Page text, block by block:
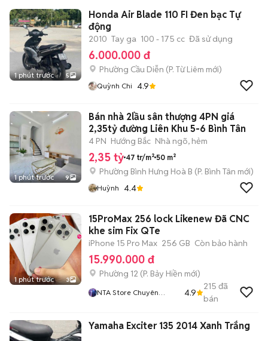
1 phút trước 5
Honda Air Blade 110 FI Đen bạc Tự
động
2010 Tay ga 100 - 175 cc Đã sử dụng
6.000.000 đ
Phường Cầu Diễn (P. Từ Liêm mới)
Quỳnh Chi 4.9
1 phút trước 9
Bán nhà 2lầu sân thượng 4PN giá
2,35tỷ đường Liên Khu 5-6 Bình Tân
4 PN Hướng Bắc Nhà ngõ, hẻm
2,35 tỷ 47 tr/m² 50 m²
Phường Bình Hưng Hoà B (P. Bình Tân mới)
Huỳnh 4.4
1 phút trước 3
15ProMax 256 lock Likenew Đã CNC
khe sim Fix QTe
iPhone 15 Pro Max 256 GB Còn bảo hành
15.990.000 đ
Phường 12 (P. Bảy Hiền mới)
NTA Store Chuyên
4.9
215 đã
bán
Yamaha Exciter 135 2014 Xanh Trắng